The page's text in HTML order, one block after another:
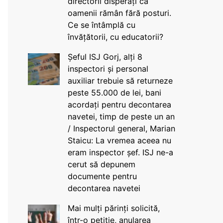
oamenii rămân fără posturi.
Ce se întâmplă cu
învățătorii, cu educatorii?
Șeful ISJ Gorj, alți 8
inspectori și personal
auxiliar trebuie să returneze
peste 55.000 de lei, bani
acordați pentru decontarea
navetei, timp de peste un an
/ Inspectorul general, Marian
Staicu: La vremea aceea nu
eram inspector șef. ISJ ne-a
cerut să depunem
documente pentru
decontarea navetei
Mai mulți părinți solicită,
într-o petiție, anularea